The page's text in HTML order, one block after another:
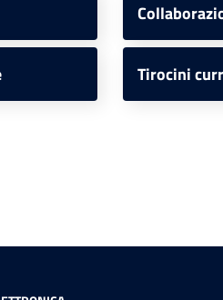
Tirocini